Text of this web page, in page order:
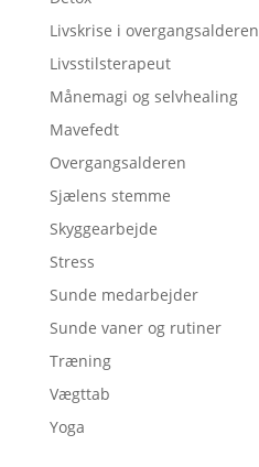
Livskrise i overgangsalderen
Livsstilsterapeut
Månemagi og selvhealing
Mavefedt
Overgangsalderen
Sjælens stemme
Skyggearbejde
Stress
Sunde medarbejder
Sunde vaner og rutiner
Træning
Vægttab
Yoga